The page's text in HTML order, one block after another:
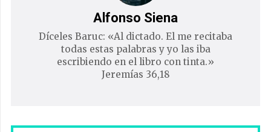
Alfonso Siena
Díceles Baruc: «Al dictado. El me recitaba
todas estas palabras y yo las iba
escribiendo en el libro con tinta.»
Jeremías 36,18